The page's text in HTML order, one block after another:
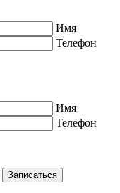
Имя
Телефон
Имя
Телефон